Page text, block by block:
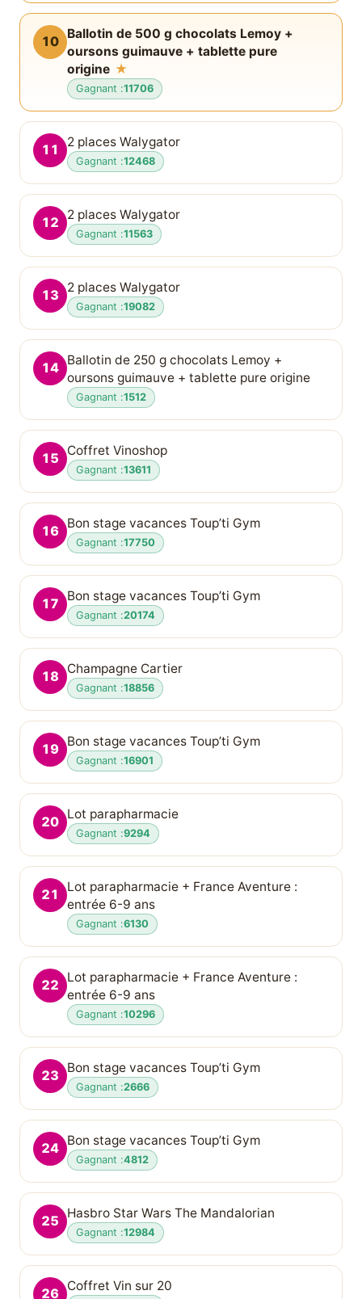
10 Ballotin de 500 g chocolats Lemoy +
oursons guimauve + tablette pure
origine ★
Gagnant :11706
11 2 places Walygator
Gagnant :12468
12 2 places Walygator
Gagnant :11563
13 2 places Walygator
Gagnant :19082
14 Ballotin de 250 g chocolats Lemoy +
oursons guimauve + tablette pure origine
Gagnant :1512
15 Coffret Vinoshop
Gagnant :13611
16 Bon stage vacances Toup’ti Gym
Gagnant :17750
17 Bon stage vacances Toup’ti Gym
Gagnant :20174
18 Champagne Cartier
Gagnant :18856
19 Bon stage vacances Toup’ti Gym
Gagnant :16901
20 Lot parapharmacie
Gagnant :9294
21
Lot parapharmacie + France Aventure :
entrée 6-9 ans
Gagnant :6130
22
Lot parapharmacie + France Aventure :
entrée 6-9 ans
Gagnant :10296
23 Bon stage vacances Toup’ti Gym
Gagnant :2666
24 Bon stage vacances Toup’ti Gym
Gagnant :4812
25 Hasbro Star Wars The Mandalorian
Gagnant :12984
26 Coffret Vin sur 20